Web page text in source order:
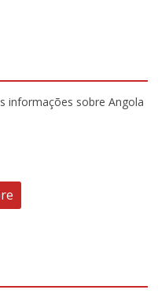
informações sobre Angola